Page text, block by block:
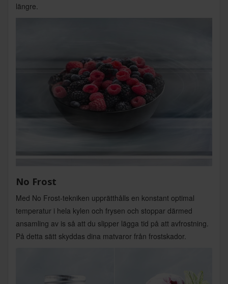
längre.
No Frost
Med No Frost-tekniken upprätthålls en konstant optimal
temperatur i hela kylen och frysen och stoppar därmed
ansamling av is så att du slipper lägga tid på att avfrostning.
På detta sätt skyddas dina matvaror från frostskador.